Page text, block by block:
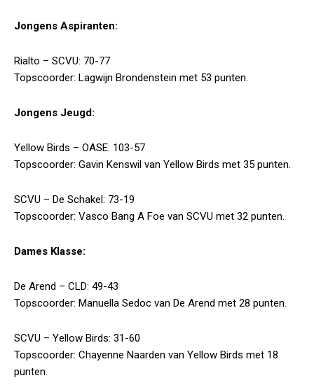
Jongens Aspiranten:
Rialto – SCVU: 70-77
Topscoorder: Lagwijn Brondenstein met 53 punten.
Jongens Jeugd:
Yellow Birds – OASE: 103-57
Topscoorder: Gavin Kenswil van Yellow Birds met 35 punten.
SCVU – De Schakel: 73-19
Topscoorder: Vasco Bang A Foe van SCVU met 32 punten.
Dames Klasse:
De Arend – CLD: 49-43
Topscoorder: Manuella Sedoc van De Arend met 28 punten.
SCVU – Yellow Birds: 31-60
Topscoorder: Chayenne Naarden van Yellow Birds met 18
punten.